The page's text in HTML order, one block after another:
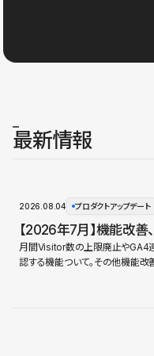
最新情報
2026.08.04 プロダクトアップデート
【2026年7月】機能改善
月間Visitor数の上限廃止やGA4連
認する機能ついて。その他機能